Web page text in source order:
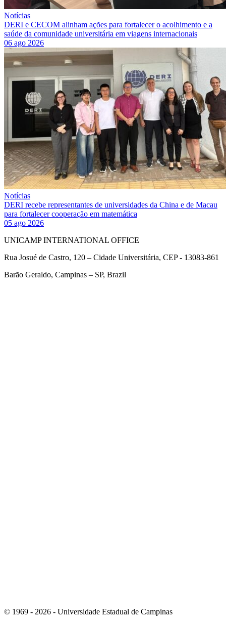
Notícias
DERI e CECOM alinham ações para fortalecer o acolhimento e a
saúde da comunidade universitária em viagens internacionais
06 ago 2026
Notícias
DERI recebe representantes de universidades da China e de Macau
para fortalecer cooperação em matemática
05 ago 2026
UNICAMP INTERNATIONAL OFFICE
Rua Josué de Castro, 120 – Cidade Universitária, CEP - 13083-861
Barão Geraldo, Campinas – SP, Brazil
© 1969 - 2026 - Universidade Estadual de Campinas